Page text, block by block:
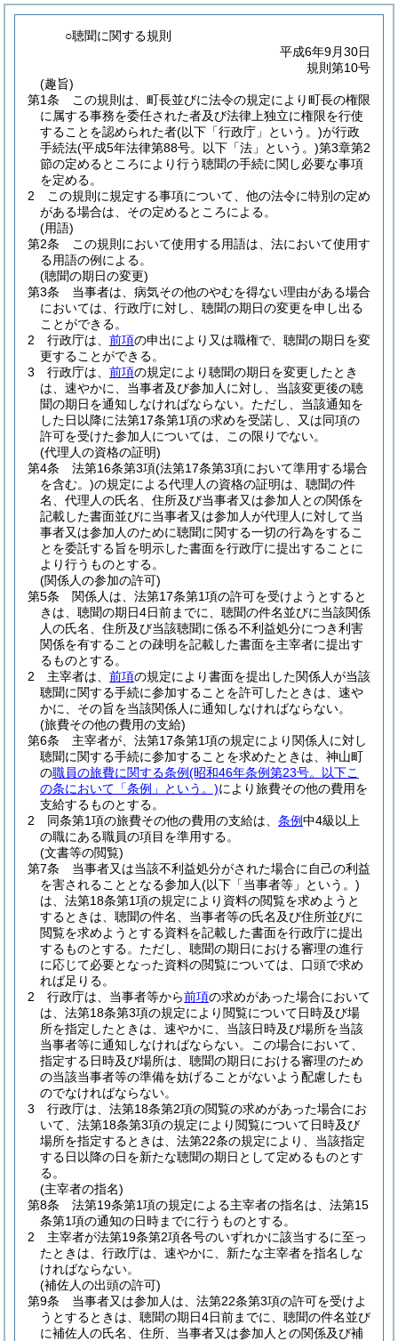
○聴聞に関する規則
平成6年9月30日
規則第10号
(趣旨)
第1条
この規則は、町長並びに法令の規定により町長の権限
に属する事務を委任された者及び法律上独立に権限を行使
することを認められた者(以下「行政庁」という。)が行政
手続法(平成5年法律第88号。以下「法」という。)第3章第2
節の定めるところにより行う聴聞の手続に関し必要な事項
を定める。
2
この規則に規定する事項について、他の法令に特別の定め
がある場合は、その定めるところによる。
(用語)
第2条
この規則において使用する用語は、法において使用す
る用語の例による。
(聴聞の期日の変更)
第3条
当事者は、病気その他のやむを得ない理由がある場合
においては、行政庁に対し、聴聞の期日の変更を申し出る
ことができる。
2
行政庁は、 前項の申出により又は職権で、聴聞の期日を変
更することができる。
3
行政庁は、 前項の規定により聴聞の期日を変更したとき
は、速やかに、当事者及び参加人に対し、当該変更後の聴
聞の期日を通知しなければならない。 ただし、当該通知を
した日以降に法第17条第1項の求めを受諾し、又は同項の
許可を受けた参加人については、この限りでない。
(代理人の資格の証明)
第4条
法第16条第3項(法第17条第3項において準用する場合
を含む。)の規定による代理人の資格の証明は、聴聞の件
名、代理人の氏名、住所及び当事者又は参加人との関係を
記載した書面並びに当事者又は参加人が代理人に対して当
事者又は参加人のために聴聞に関する一切の行為をするこ
とを委託する旨を明示した書面を行政庁に提出することに
より行うものとする。
(関係人の参加の許可)
第5条
関係人は、法第17条第1項の許可を受けようとすると
きは、聴聞の期日4日前までに、聴聞の件名並びに当該関係
人の氏名、住所及び当該聴聞に係る不利益処分につき利害
関係を有することの疎明を記載した書面を主宰者に提出す
るものとする。
2
主宰者は、 前項の規定により書面を提出した関係人が当該
聴聞に関する手続に参加することを許可したときは、速や
かに、その旨を当該関係人に通知しなければならない。
(旅費その他の費用の支給)
第6条
主宰者が、法第17条第1項の規定により関係人に対し
聴聞に関する手続に参加することを求めたときは、神山町
の職員の旅費に関する条例(昭和46年条例第23号。以下こ
の条において「条例」という。)により旅費その他の費用を
支給するものとする。
2
同条第1項の旅費その他の費用の支給は、 条例中4級以上
の職にある職員の項目を準用する。
(文書等の閲覧)
第7条
当事者又は当該不利益処分がされた場合に自己の利益
を害されることとなる参加人(以下「当事者等」という。)
は、法第18条第1項の規定により資料の閲覧を求めようと
するときは、聴聞の件名、当事者等の氏名及び住所並びに
閲覧を求めようとする資料を記載した書面を行政庁に提出
するものとする。 ただし、聴聞の期日における審理の進行
に応じて必要となった資料の閲覧については、口頭で求め
れば足りる。
2
行政庁は、当事者等から前項の求めがあった場合において
は、法第18条第3項の規定により閲覧について日時及び場
所を指定したときは、速やかに、当該日時及び場所を当該
当事者等に通知しなければならない。
この場合において、
指定する日時及び場所は、聴聞の期日における審理のため
の当該当事者等の準備を妨げることがないよう配慮したも
のでなければならない。
3
行政庁は、法第18条第2項の閲覧の求めがあった場合にお
いて、法第18条第3項の規定により閲覧について日時及び
場所を指定するときは、法第22条の規定により、当該指定
する日以降の日を新たな聴聞の期日として定めるものとす
る。
(主宰者の指名)
第8条
法第19条第1項の規定による主宰者の指名は、法第15
条第1項の通知の日時までに行うものとする。
2
主宰者が法第19条第2項各号のいずれかに該当するに至っ
たときは、行政庁は、速やかに、新たな主宰者を指名しな
ければならない。
(補佐人の出頭の許可)
第9条
当事者又は参加人は、法第22条第3項の許可を受けよ
うとするときは、聴聞の期日4日前までに、聴聞の件名並び
に補佐人の氏名、住所、当事者又は参加人との関係及び補